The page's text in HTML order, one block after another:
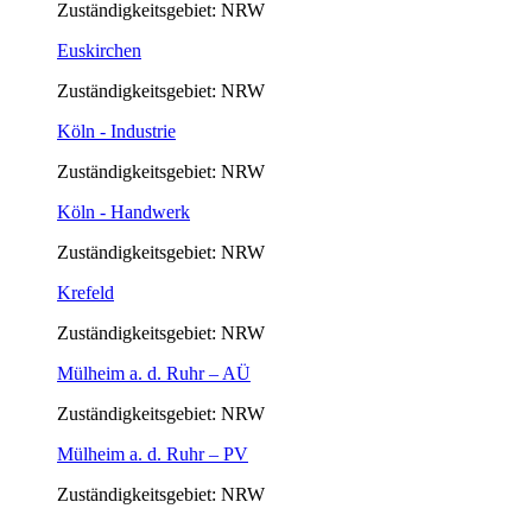
Zuständigkeitsgebiet: NRW
Euskirchen
Zuständigkeitsgebiet: NRW
Köln - Industrie
Zuständigkeitsgebiet: NRW
Köln - Handwerk
Zuständigkeitsgebiet: NRW
Krefeld
Zuständigkeitsgebiet: NRW
Mülheim a. d. Ruhr – AÜ
Zuständigkeitsgebiet: NRW
Mülheim a. d. Ruhr – PV
Zuständigkeitsgebiet: NRW